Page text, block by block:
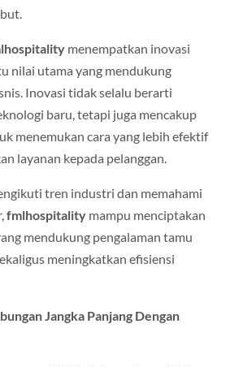
menempatkan inovasi
nilai utama yang mendukung
Inovasi tidak selalu berarti
baru, tetapi juga mencakup
menemukan cara yang lebih efektif
layanan kepada pelanggan.
tren industri dan memahami
fmlhospitalitymampu menciptakan
mendukung pengalaman tamu
meningkatkan efisiensi
Jangka Panjang Dengan